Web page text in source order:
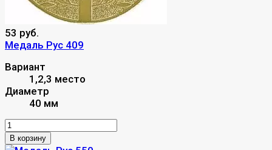
53 руб.
Медаль Рус 409
Вариант
1,2,3 место
Диаметр
40 мм
В корзину